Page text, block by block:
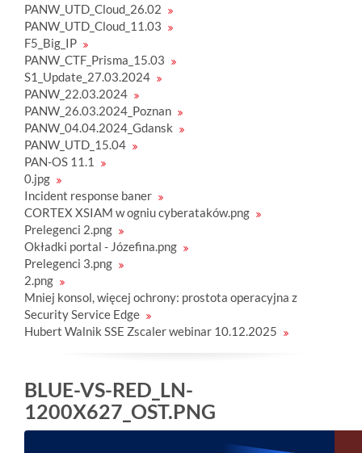
PANW_UTD_Cloud_26.02
PANW_UTD_Cloud_11.03
F5_Big_IP
PANW_CTF_Prisma_15.03
S1_Update_27.03.2024
PANW_22.03.2024
PANW_26.03.2024_Poznan
PANW_04.04.2024_Gdansk
PANW_UTD_15.04
PAN-OS 11.1
0.jpg
Incident response baner
CORTEX XSIAM w ogniu cyberataków.png
Prelegenci 2.png
Okładki portal - Józefina.png
Prelegenci 3.png
2.png
Mniej konsol, więcej ochrony: prostota operacyjna z
Security Service Edge
Hubert Walnik SSE Zscaler webinar 10.12.2025
BLUE-VS-RED_LN-
1200X627_OST.PNG